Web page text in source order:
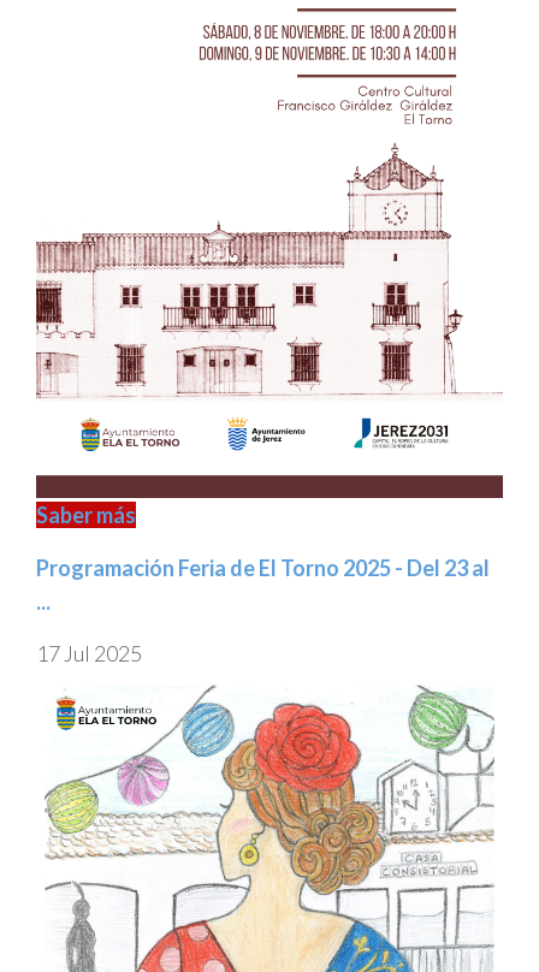
Saber más
Programación Feria de El Torno 2025 - Del 23 al
...
17 Jul 2025